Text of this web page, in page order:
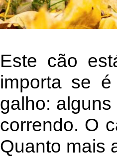
Este cão
importa se
galho:
correndo. O
Quanto mais